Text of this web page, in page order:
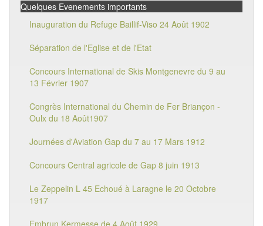
Quelques Evenements importants
Inauguration du Refuge Baillif-Viso 24 Août 1902
Séparation de l'Eglise et de l'Etat
Concours International de Skis Montgenevre du 9 au
13 Février 1907
Congrès International du Chemin de Fer Briançon -
Oulx du 18 Août1907
Journées d'Aviation Gap du 7 au 17 Mars 1912
Concours Central agricole de Gap 8 juin 1913
Le Zeppelin L 45 Echoué à Laragne le 20 Octobre
1917
Embrun Kermesse de 4 Août 1929